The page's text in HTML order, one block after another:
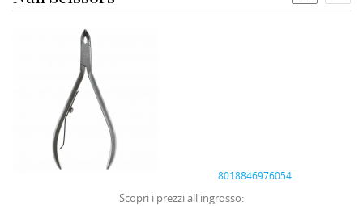
8018846976054
Scopri i prezzi all'ingrosso: